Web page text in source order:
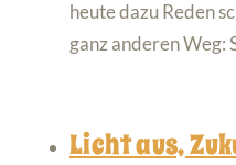
heute dazu Reden
ganz anderen Weg:
Licht aus,